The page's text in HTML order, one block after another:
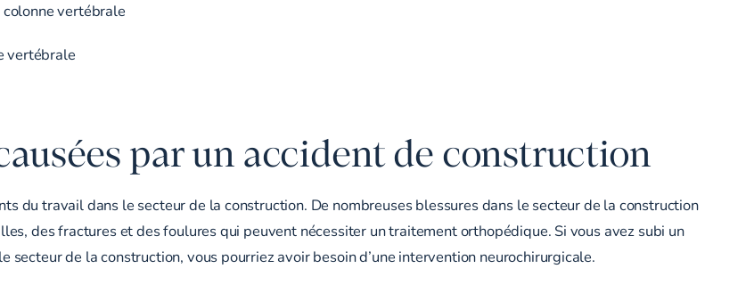
vertébrale
vertébrale
par un accident de construction
du travail dans le secteur de la construction. De nombreuses blessures dans le secteur de la construction
des fractures et des foulures qui peuvent nécessiter un traitement orthopédique. Si vous avez subi un
secteur de la construction, vous pourriez avoir besoin d’une intervention neurochirurgicale.